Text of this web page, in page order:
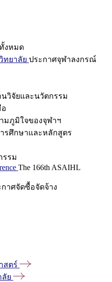
งหมด
ทยาลัย ประกาศจุฬาลงกรณ์
นวิจัยและนวัตกรรม
มภูมิใจของจุฬาฯ
รศึกษาและหลักสูตร
รรม
The 166th ASAIHL
กาศจัดซื้อจัดจ้าง
สตร์
ย